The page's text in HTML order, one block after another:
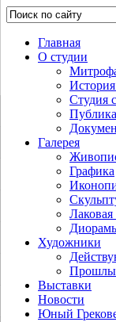
Главная
О студии
Студия
Галерея
Графика
Художники
Выставки
Новости
Юный